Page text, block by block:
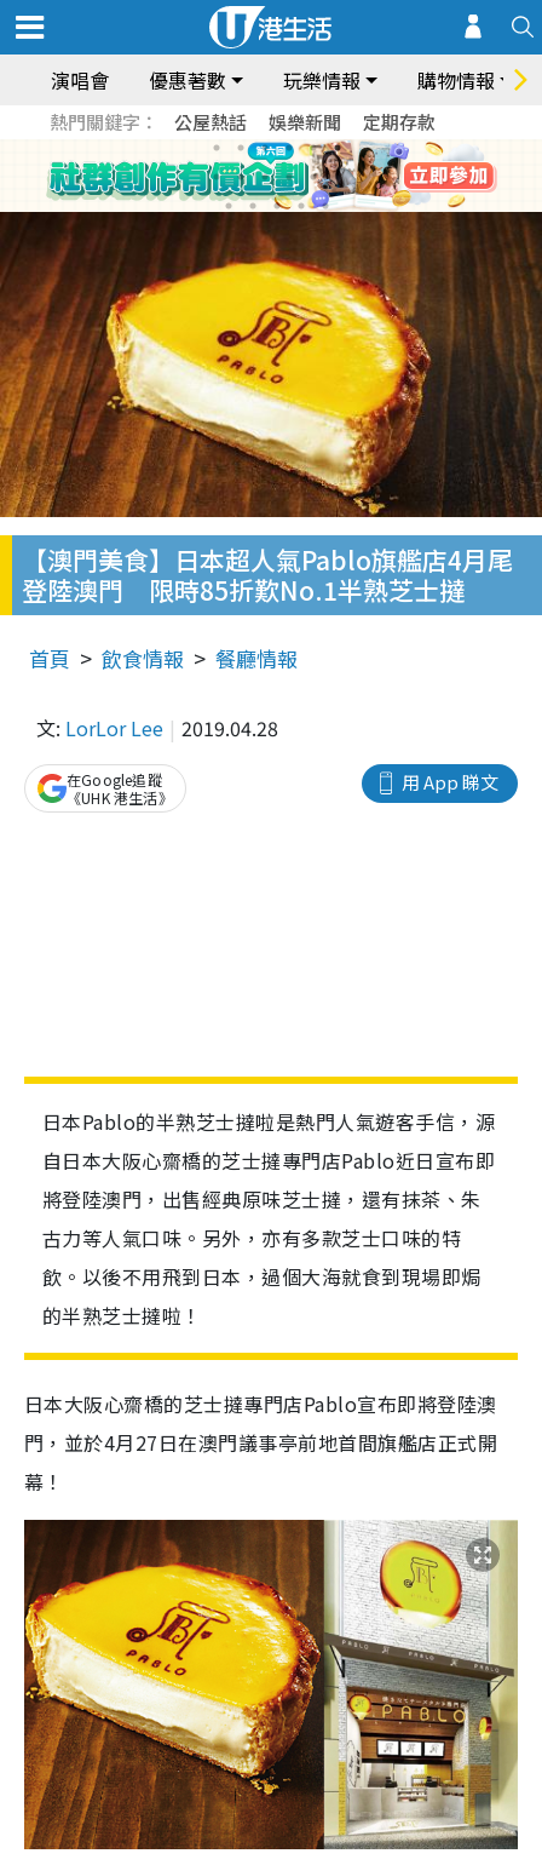
演唱會 優惠著數 玩樂情報 購物情報
熱門關鍵字： 公屋熱話 娛樂新聞 定期存款
【澳門美食】日本超人氣Pablo旗艦店4月尾
登陸澳門 限時85折歎No.1半熟芝士撻
首頁 飲食情報 餐廳情報
文: LorLor Lee 2019.04.28
用 App 睇文
在Google追蹤
《UHK 港生活》
日本Pablo的半熟芝士撻啦是熱門人氣遊客手信，源
自日本大阪心齋橋的芝士撻專門店Pablo近日宣布即
將登陸澳門，出售經典原味芝士撻，還有抹茶、朱
古力等人氣口味。另外，亦有多款芝士口味的特
飲。以後不用飛到日本，過個大海就食到現場即焗
的半熟芝士撻啦！
日本大阪心齋橋的芝士撻專門店Pablo宣布即將登陸澳
門，並於4月27日在澳門議事亭前地首間旗艦店正式開
幕！